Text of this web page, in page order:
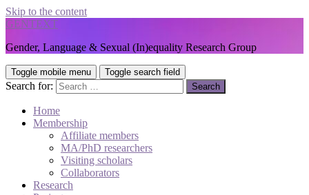
Skip to the content
GENTEXT
Gender, Language & Sexual (In)equality Research Group
Toggle mobile menu Toggle search field
Search for:
Home
Membership
Affiliate members
MA/PhD researchers
Visiting scholars
Collaborators
Research